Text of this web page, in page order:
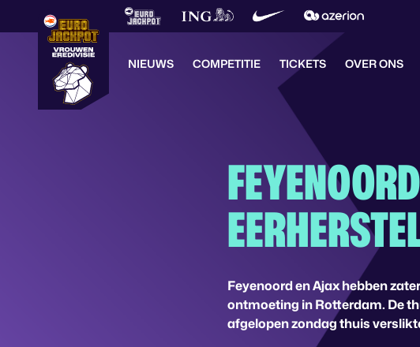
NIEUWS COMPETITIE TICKETS OVER ONS
Feyenoord en Ajax hebben
ontmoeting in Rotterdam. De
afgelopen zondag thuis